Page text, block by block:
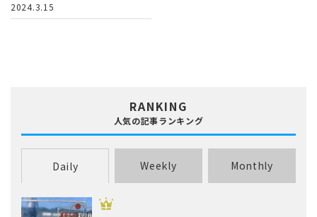
2024.3.15
RANKING
人気の記事ランキング
Daily Weekly Monthly